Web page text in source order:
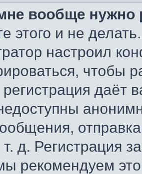
вообще нужно
этого и не
настроил
чтобы
даёт
т. д. Регистрация
рекомендуем